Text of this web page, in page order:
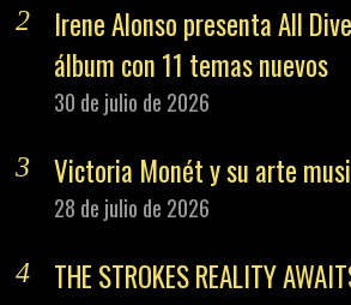
Irene Alonso presenta All
álbum con 11 temas nuevos
30 de julio de 2026
Victoria Monét y su arte
28 de julio de 2026
THE STROKES REALITY